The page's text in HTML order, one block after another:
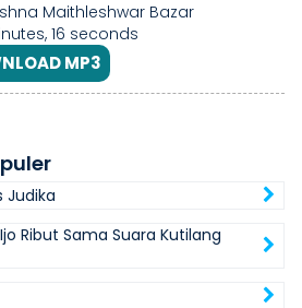
Maithleshwar Bazar
16 seconds
MP3
Judika
Ribut Sama Suara Kutilang